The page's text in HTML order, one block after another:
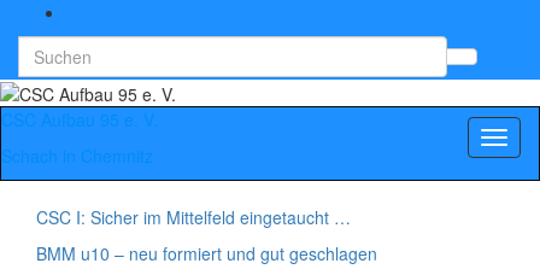
Search
for:
CSC Aufbau 95 e. V.
Schach in Chemnitz
CSC I: Sicher im Mittelfeld eingetaucht …
BMM u10 – neu formiert und gut geschlagen